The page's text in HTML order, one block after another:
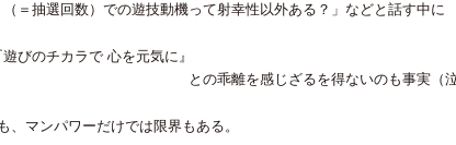
＝抽選回数）での遊技動機って射幸性以外ある？」などと話す中に
を元気に』
を得ないのも事実（
、マンパワーだけでは限界もある。